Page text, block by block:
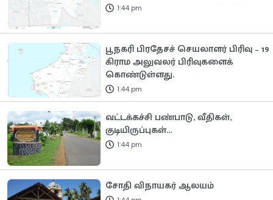
1:44 pm
பூநகரி பிரதேசச் செயலாளர் பிரிவு – 19
கிராம அலுவலர் பிரிவுகளைக்
கொண்டுள்ளது.
1:44 pm
வட்டக்கச்சி பண்பாடு, வீதிகள்,
குடியிருப்புகள்…
1:44 pm
சோதி விநாயகர் ஆலயம்